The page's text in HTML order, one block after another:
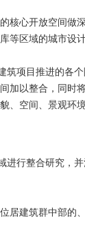
核心开放空间做
等区域的城市设
筑项目推进的各
加以整合，同时
、空间、景观环
行整合研究，并
居建筑群中部的